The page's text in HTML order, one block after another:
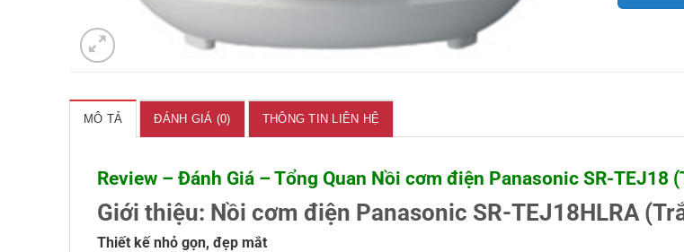
MÔ TẢ ĐÁNH GIÁ (0) THÔNG TIN LIÊN HỆ
Review – Đánh Giá – Tổng Quan Nồi cơm điện Panasonic SR-TEJ18
Giới thiệu: Nồi cơm điện Panasonic SR-TEJ18HLRA
Thiết kế nhỏ gọn, đẹp mắt